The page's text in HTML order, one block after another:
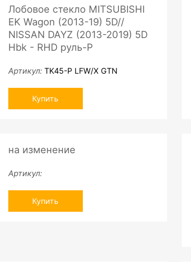
Лобовое стекло MITSUBISHI
EK Wagon (2013-19) 5D//
NISSAN DAYZ (2013-2019) 5D
Hbk - RHD руль-P
Артикул: TK45-P LFW/X GTN
Купить
на изменение
Артикул:
Купить